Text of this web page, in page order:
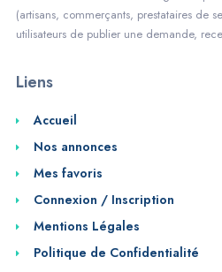
(artisans, commerçants, prestataires de
utilisateurs de publier une demande,
Liens
Accueil
Nos annonces
Mes favoris
Connexion / Inscription
Mentions Légales
Politique de Confidentialité